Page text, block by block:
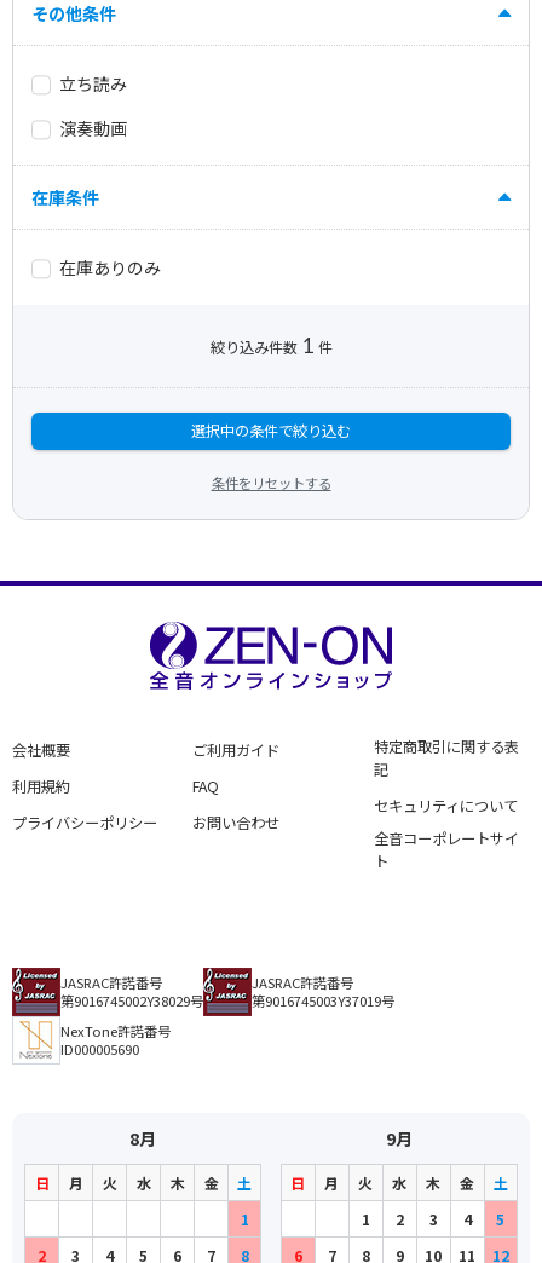
その他条件
立ち読み
演奏動画
在庫条件
在庫ありのみ
絞り込み件数 1 件
選択中の条件で絞り込む
条件をリセットする
会社概要
利用規約
プライバシーポリシー
ご利用ガイド
FAQ
お問い合わせ
特定商取引に関する表
記
セキュリティについて
全音コーポレートサイ
ト
JASRAC許諾番号
第9016745002Y38029号
JASRAC許諾番号
第9016745003Y37019号
NexTone許諾番号
ID000005690
8月
日 月 火 水 木 金
土
1
2
3 4 5 6 7 8
9月
日 月 火 水 木 金
土
1
2 3 4
5
6
7 8 9 10 11 12